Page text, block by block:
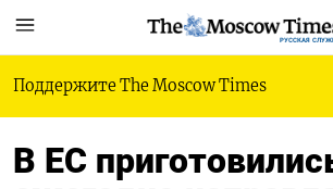
РУССКАЯ
Поддержите The Moscow Times
В ЕС